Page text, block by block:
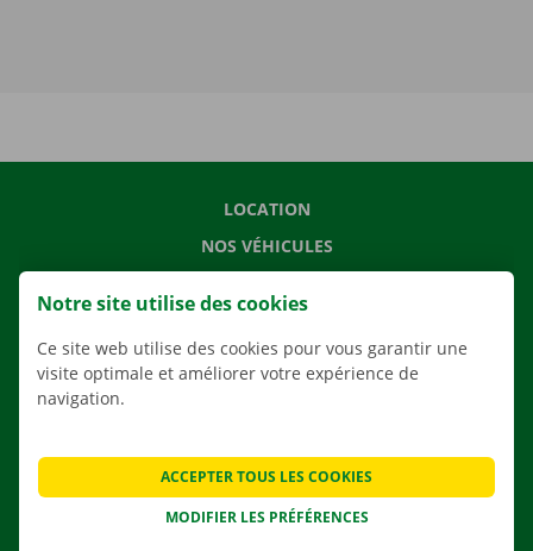
LOCATION
NOS VÉHICULES
APPLI
CONTACTEZ NOUS
Notre site utilise des cookies
Ce site web utilise des cookies pour vous garantir une
visite optimale et améliorer votre expérience de
navigation.
MODIFIER LES PRÉFÉRENCES
ACCEPTER TOUS LES COOKIES